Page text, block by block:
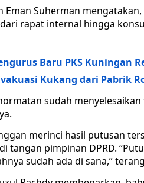
Eman Suherman
rapat internal hingga
Baru PKS Kuningan
Kukang dari Pabrik
sudah
merinci hasil putusan
tangan pimpinan DPRD.
sudah ada di sana,”